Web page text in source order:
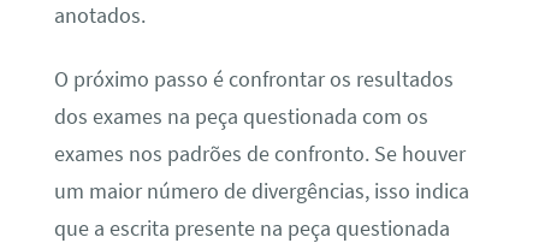
anotados.
O próximo passo é confrontar os resultados
dos exames na peça questionada com os
exames nos padrões de confronto. Se houver
um maior número de divergências, isso indica
que a escrita presente na peça questionada